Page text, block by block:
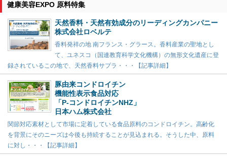
健康美容EXPO 原料特集
天然香料・天然有効成分のリーディングカンパニー
株式会社ロベルテ
香料発祥の地 南フランス・グラース。香料産業の聖地とし
て、ユネスコ（国連教育科学文化機構）の無形文化遺産に登
録されているこの地で、天然香料サプラ・・・【記事詳細】
豚由来コンドロイチン
機能性表示食品対応
「P-コンドロイチンNHZ」
日本ハム株式会社
関節対応素材として市場に定着している食品原料のコンドロイチン。高齢化
を背景にそのニーズは今後も持続することが見込まれる。そうした中、原料
に対し・・・【記事詳細】